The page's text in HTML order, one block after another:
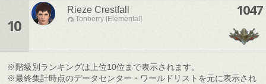
10
Rieze Crestfall
Tonberry [Elemental]
1047
※階級別ランキングは上位10位まで表示されます。
※最終集計時点のデータセンター・ワールドリストを元に表示され